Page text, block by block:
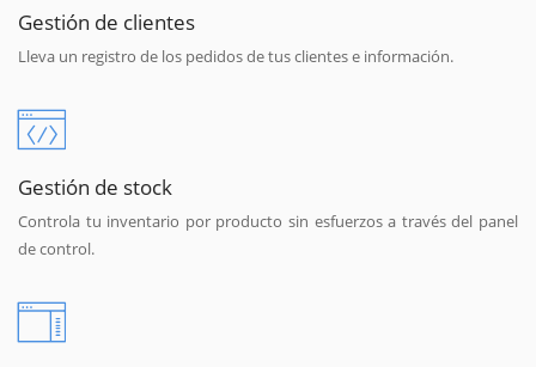
Gestión de clientes
Lleva un registro de los pedidos de tus clientes e información.
Gestión de stock
Controla tu inventario por producto sin esfuerzos a través del panel
de control.